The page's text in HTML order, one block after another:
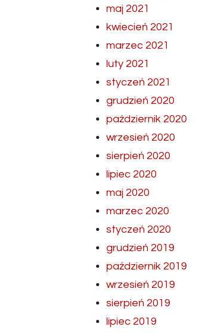
maj 2021
kwiecień 2021
marzec 2021
luty 2021
styczeń 2021
grudzień 2020
październik 2020
wrzesień 2020
sierpień 2020
lipiec 2020
maj 2020
marzec 2020
styczeń 2020
grudzień 2019
październik 2019
wrzesień 2019
sierpień 2019
lipiec 2019